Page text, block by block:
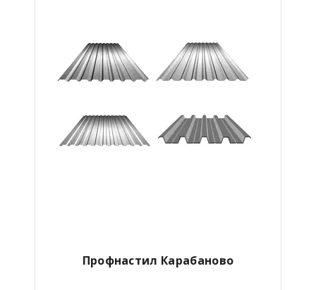
Профнастил Карабаново